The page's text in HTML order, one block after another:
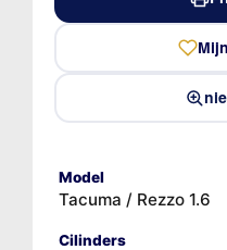
Model
Tacuma / Rezzo 1.6
Cilinders